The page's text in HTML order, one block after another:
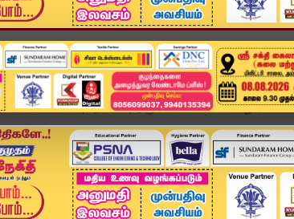
அண்மை தமிழ்நாடு சினிமா அரசியல்
JUST NOW | தேசிய நெடுஞ்சாலையில் பல கி.மீ. தூரம்...